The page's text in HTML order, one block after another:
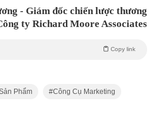
- Giám đốc chiến lược thương
ty Richard Moore Associates
Copy link
Phẩm Công Cụ Marketing